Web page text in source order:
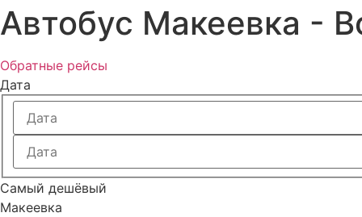
Автобус Макеевка -
Обратные рейсы
Дата
Самый дешёвый
Макеевка